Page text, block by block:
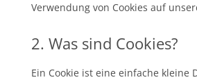
Verwendung von Cookies auf
2. Was sind Cookies?
Ein Cookie ist eine einfache kleine